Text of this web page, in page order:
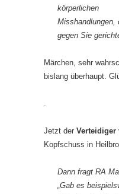
körperlichen
Misshandlungen,
gegen Sie
Märchen, sehr
bislang überhaupt.
.
Jetzt der Verteidiger
Kopfschuss in
Dann fragt RA
„Gab es